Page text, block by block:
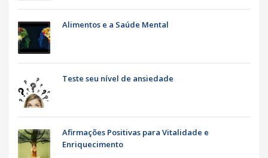
Alimentos e a Saúde Mental
Teste seu nível de ansiedade
Afirmações Positivas para Vitalidade e
Enriquecimento